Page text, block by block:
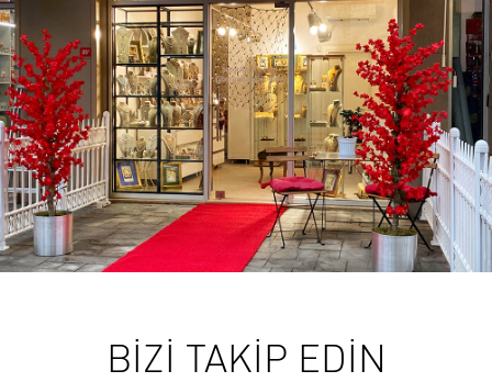
BİZİ TAKİP EDİN